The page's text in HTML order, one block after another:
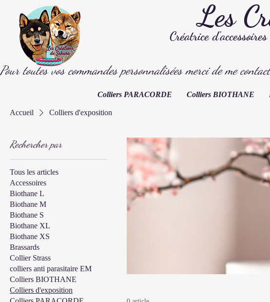
Les
Créatrice
Colliers PARACORDE Colliers BIOTHANE
Pour toutes vos commandes personnalisées merci de me
Accueil Colliers d'exposition
Rechercher par
Tous les articles
Accessoires
Biothane L
Biothane M
Biothane S
Biothane XL
Biothane XS
Brassards
Collier Strass
colliers anti parasitaire EM
Colliers BIOTHANE
Colliers d'exposition